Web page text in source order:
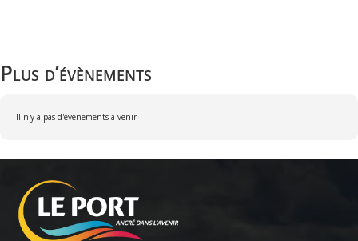
Plus d’évènements
Il n'y a pas d'évènements à venir